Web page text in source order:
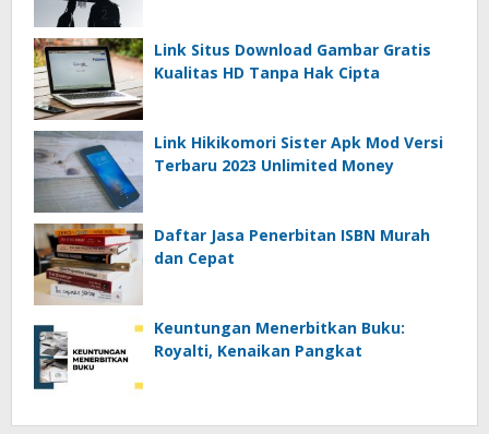
Link Situs Download Gambar Gratis
Kualitas HD Tanpa Hak Cipta
Link Hikikomori Sister Apk Mod Versi
Terbaru 2023 Unlimited Money
Daftar Jasa Penerbitan ISBN Murah
dan Cepat
Keuntungan Menerbitkan Buku:
Royalti, Kenaikan Pangkat